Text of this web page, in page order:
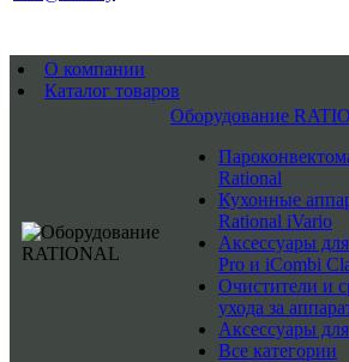
О компании
Каталог товаров
Оборудование
Rational
Кухонные
Rational iVario
Аксессуары
Pro и iCombi
Очистители и
ухода за
Аксессуары
Все категории